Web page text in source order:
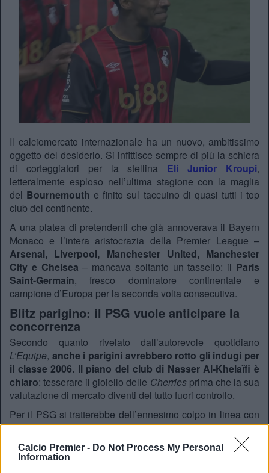
Calcio Premier - Do Not Process My Personal
Information
Il calciomercato internazionale ha un nuovo, ambitissimo
oggetto del desiderio. Si infittisce sempre di più la schiera
di corteggiatori per la stellina Eli Junior Kroupi,
letteralmente esploso nell’ultima stagione con la maglia
del Bournemouth e finito sul taccuino di quasi tutti i top
club del continente.
A una platea di pretendenti che già annoverava il Bayern
Monaco e l’intera aristocrazia della Premier League –
Arsenal, Liverpool, Manchester United, Manchester
City e Chelsea – mancava soltanto un tassello: il Paris
Saint-Germain, fresco dominatore continentale e
campione d’Europa per la seconda volta consecutiva.
Blitz parigino: il PSG vuole anticipare la
concorrenza
Secondo quanto rivelato dall’autorevole quotidiano
L’Equipe, anche i parigini avrebbero rotto gli indugi per
il classe 2006. Il piano del club di Nasser Al-Khelaïfi è
chiaro: tesserare il gioiello delle Cherriesprima che la sua
valutazione di mercato diventi del tutto fuori controllo.
Per il PSG si tratterebbe dell’ennesimo colpo in linea con
la nuova politica verde e autoctona, andando ad affiancare
Kroupi ad altri talenti transalpini del calibro di Doué e
Barcola. Dal canto suo, il ragazzo ha già preso una